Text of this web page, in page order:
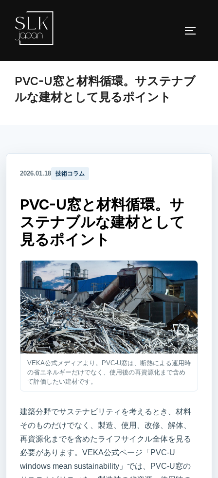
ツ
PVC-U窓と材料循環。サステナブ
ルな建材として見るポイント
2026.01.18 技術コラム
PVC-U窓と材料循環。サ
ステナブルな建材として
見るポイント
VEKA公式メディアより。PVC-U窓は、断熱による運用時
の省エネルギーだけでなく、使用後の再資源化まで含め
て評価したい建材です。
建築分野でサステナビリティを考えるとき、材料
そのものだけでなく、製造、使用、改修、解体、
再資源化までを含めたライフサイクル全体を見る
必要があります。VEKA公式ページ「PVC-U
windows mean sustainability」では、PVC-U窓の